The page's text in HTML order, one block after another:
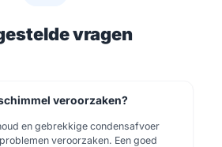
vragen
veroorzaken?
en gebrekkige condensafvoer
veroorzaken. Een goed